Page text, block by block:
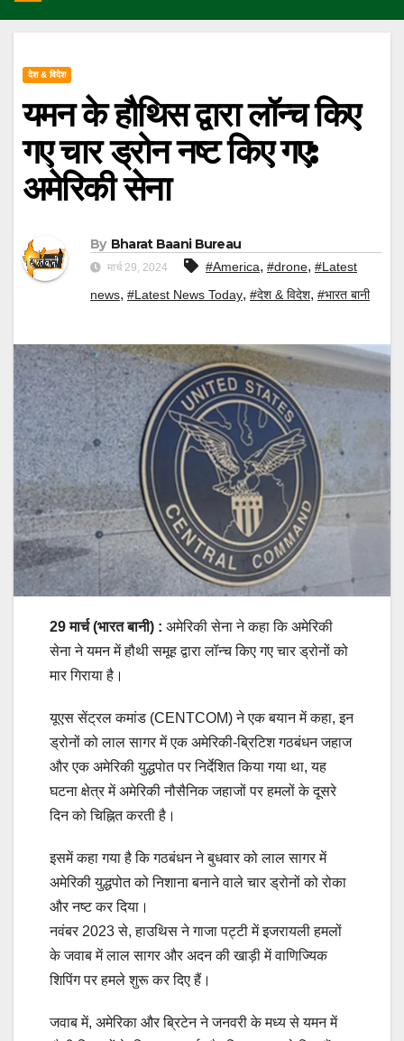
देश & विदेश
यमन के हौथिस द्वारा लॉन्च किए
गए चार ड्रोन नष्ट किए गए:
अमेरिकी सेना
By Bharat Baani Bureau
मार्च 29, 2024 #America, #drone, #Latest
news, #Latest News Today, #देश & विदेश, #भारत बानी
29 मार्च (भारत बानी) : अमेरिकी सेना ने कहा कि अमेरिकी
सेना ने यमन में हौथी समूह द्वारा लॉन्च किए गए चार ड्रोनों को
मार गिराया है।
यूएस सेंट्रल कमांड (CENTCOM) ने एक बयान में कहा, इन
ड्रोनों को लाल सागर में एक अमेरिकी-ब्रिटिश गठबंधन जहाज
और एक अमेरिकी युद्धपोत पर निर्देशित किया गया था, यह
घटना क्षेत्र में अमेरिकी नौसैनिक जहाजों पर हमलों के दूसरे
दिन को चिह्नित करती है।
इसमें कहा गया है कि गठबंधन ने बुधवार को लाल सागर में
अमेरिकी युद्धपोत को निशाना बनाने वाले चार ड्रोनों को रोका
और नष्ट कर दिया।
नवंबर 2023 से, हाउथिस ने गाजा पट्टी में इजरायली हमलों
के जवाब में लाल सागर और अदन की खाड़ी में वाणिज्यिक
शिपिंग पर हमले शुरू कर दिए हैं।
जवाब में, अमेरिका और ब्रिटेन ने जनवरी के मध्य से यमन में